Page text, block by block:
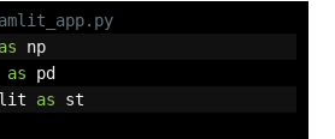
as np
as pd
as st